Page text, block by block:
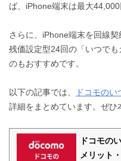
ば、iPhone端末は最大44,000
さらに、iPhone端末を回線契
残価設定型24回の「いつで
のもおすすめです。
以下の記事では、 ドコモの
詳細をまとめています。ぜひ
ドコモの
メリット